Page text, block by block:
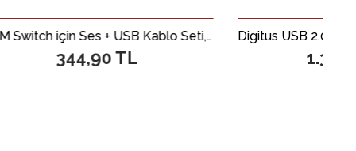
KVM Switch için Ses + USB Kablo Seti, 2 x 3,5 mm Erkek; USB A Erkek &lt;-&gt; 2 x 3,5 mm Erkek; USB B Erkek, siyah renk, 1,80 metre